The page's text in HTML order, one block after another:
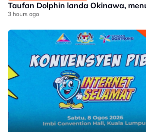
Taufan Dolphin landa Okinawa,
3 hours ago